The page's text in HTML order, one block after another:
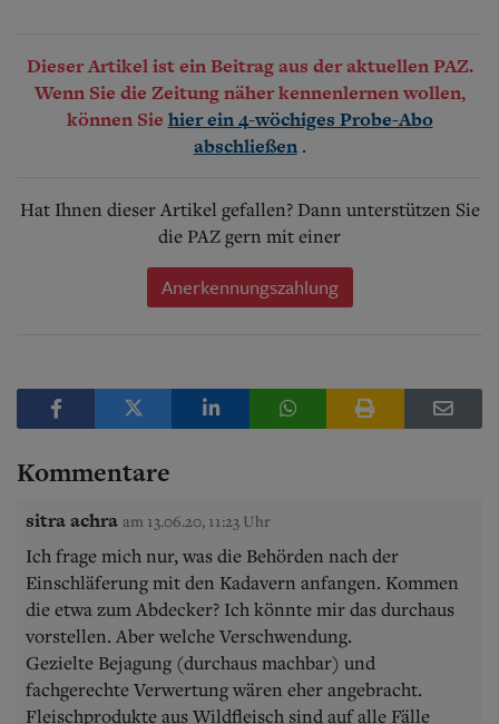
Dieser Artikel ist ein Beitrag aus der aktuellen PAZ.
Wenn Sie die Zeitung näher kennenlernen wollen,
können Sie hier ein 4-wöchiges Probe-Abo
abschließen .
Hat Ihnen dieser Artikel gefallen? Dann unterstützen Sie
die PAZ gern mit einer
Anerkennungszahlung
Kommentare
sitra achra am 13.06.20, 11:23 Uhr
Ich frage mich nur, was die Behörden nach der
Einschläferung mit den Kadavern anfangen. Kommen
die etwa zum Abdecker? Ich könnte mir das durchaus
vorstellen. Aber welche Verschwendung.
Gezielte Bejagung (durchaus machbar) und
fachgerechte Verwertung wären eher angebracht.
Fleischprodukte aus Wildfleisch sind auf alle Fälle